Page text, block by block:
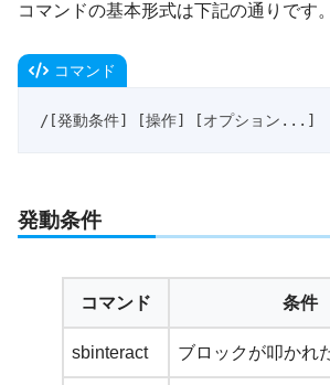
コマンドの基本形式は下記の通りです。
コマンド
/[発動条件] [操作] [オプション...]
発動条件
コマンド 条件
sbinteract ブロックが叩かれ